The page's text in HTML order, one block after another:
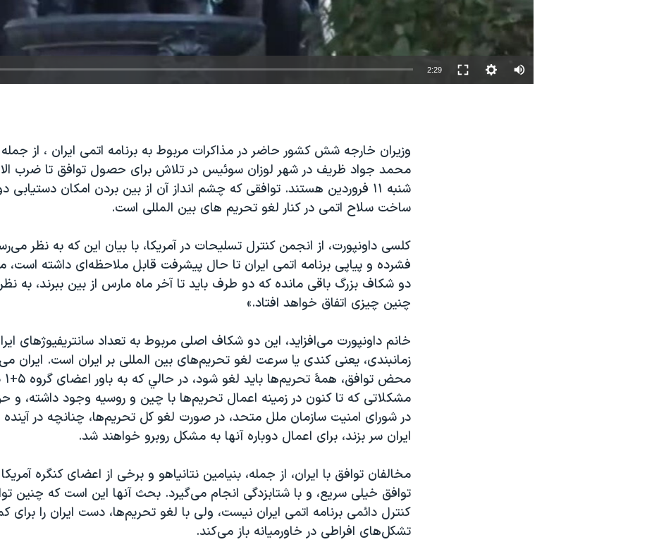
نرگس محمدی برنده جایزه نوبل صلح
همایش محافظه‌کاران آمریکا «سی‌پک» 2:29
وزیران خارجه شش کشور حاضر در مذاکرات مربوط به برنامه اتمی ايران ، از
محمد جواد ظريف در شهر لوزان سوئيس در تلاش برای حصول توافق تا ضرب
شنبه ۱۱ فروردين هستند. توافقی که چشم انداز آن از بين بردن امکان دستيابی
ساخت سلاح اتمی در کنار لغو تحريم های بين المللی است.
کلسی داونپورت، از انجمن کنترل تسليحات در آمريکا، با بیان این که به نظر
فشرده و پياپی برنامه اتمی ايران تا حال پيشرفت قابلملاحظه‌ای داشته است،
دو شکاف بزرگ باقی مانده که دو طرف بايد تا آخر ماه مارس از بين ببرند، به
چنين چيزی اتفاق خواهد افتاد.»
خانم داونپورت می‌افزاید، اين دو شکاف اصلی مربوط به تعداد سانتريفيوژهای
زمانبندی، يعنی کندی يا سرعت لغو تحريم‌های بين المللی بر ايران است. ايران
مشکلاتی که تا کنون در زمينه اعمال تحريم‌ها با چين و روسيه وجود داشته، و
در شورای امنيت سازمان ملل متحد، در صورت لغو کل تحريم‌ها، چنانچه در آينده
ايران سر بزند، برای اعمال دوباره آنها به مشکل روبرو خواهند شد.
مخالفان توافق با ايران، از جمله، بنيامين نتانياهو و برخی از اعضای کنگره
توافق خيلی سريع، و با شتابزدگی انجام می‌گيرد. بحث آنها اين است که چنين
کنترل دائمی برنامه اتمی ايران نیست، ولی با لغو تحريم‌ها، دست ايران را برای
تشکل‌های افراطی در خاورميانه باز می‌کند.